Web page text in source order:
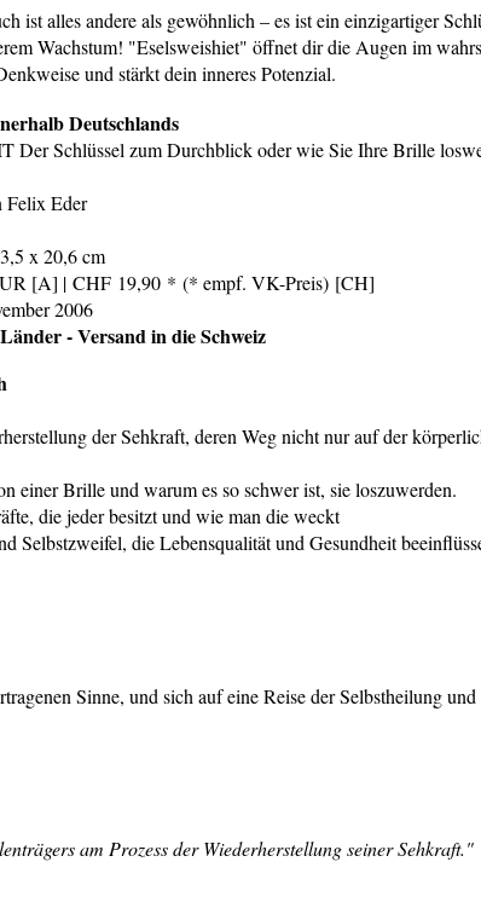
ist alles andere als gewöhnlich – es ist ein einzigartiger
Wachstum! "Eselsweishiet" öffnet dir die Augen im
und stärkt dein inneres Potenzial.
Deutschlands
Der Schlüssel zum Durchblick oder wie Sie Ihre Brille
Felix Eder
x 20,6 cm
[A] | CHF 19,90 * (* empf. VK-Preis) [CH]
2006
- Versand in die Schweiz
der Sehkraft, deren Weg nicht nur auf der
einer Brille und warum es so schwer ist, sie loszuwerden.
die jeder besitzt und wie man die weckt
Selbstzweifel, die Lebensqualität und Gesundheit
Sinne, und sich auf eine Reise der Selbstheilung und
am Prozess der Wiederherstellung seiner Sehkraft."